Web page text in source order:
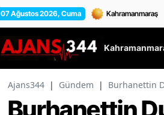
07 Ağustos 2026, Cuma
Ajans344 | Gündem | Burhanettin